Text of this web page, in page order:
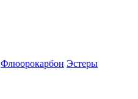
Флюорокарбон Эстеры